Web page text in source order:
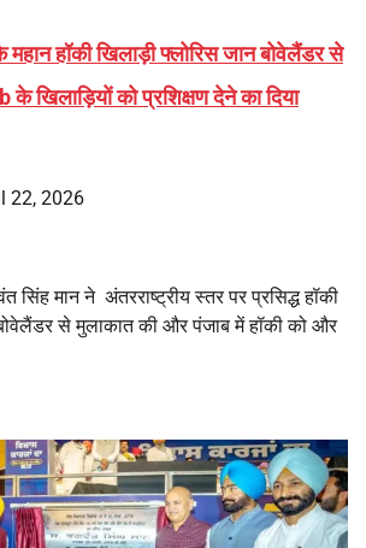
हॉकी खिलाड़ी फ्लोरिस जान बोवेलैंडर से
खिलाड़ियों को प्रशिक्षण देने का दिया
22, 2026
सिंह मान ने अंतरराष्ट्रीय स्तर पर प्रसिद्ध हॉकी
से मुलाकात की और पंजाब में हॉकी को और